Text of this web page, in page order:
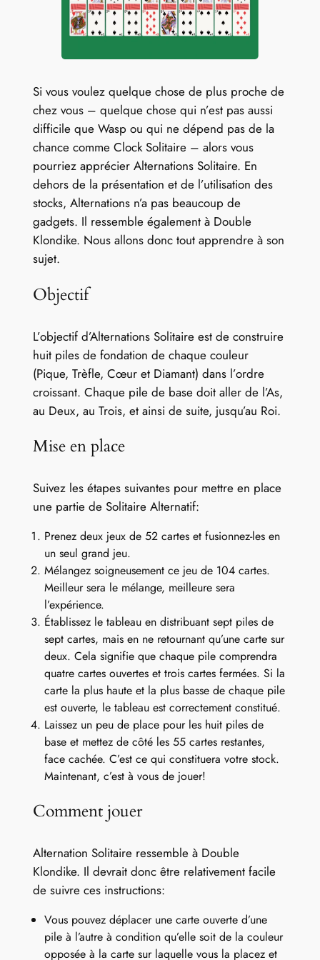
Si vous voulez quelque chose de plus proche de
chez vous – quelque chose qui n’est pas aussi
difficile que Wasp ou qui ne dépend pas de la
chance comme Clock Solitaire – alors vous
pourriez apprécier Alternations Solitaire. En
dehors de la présentation et de l’utilisation des
stocks, Alternations n’a pas beaucoup de
gadgets. Il ressemble également à Double
Klondike. Nous allons donc tout apprendre à son
sujet.
Objectif
L’objectif d’Alternations Solitaire est de construire
huit piles de fondation de chaque couleur
(Pique, Trèfle, Cœur et Diamant) dans l’ordre
croissant. Chaque pile de base doit aller de l’As,
au Deux, au Trois, et ainsi de suite, jusqu’au Roi.
Mise en place
Suivez les étapes suivantes pour mettre en place
une partie de Solitaire Alternatif:
Prenez deux jeux de 52 cartes et fusionnez-les en
un seul grand jeu.
Mélangez soigneusement ce jeu de 104 cartes.
Meilleur sera le mélange, meilleure sera
l’expérience.
Établissez le tableau en distribuant sept piles de
sept cartes, mais en ne retournant qu’une carte sur
deux. Cela signifie que chaque pile comprendra
quatre cartes ouvertes et trois cartes fermées. Si la
carte la plus haute et la plus basse de chaque pile
est ouverte, le tableau est correctement constitué.
Laissez un peu de place pour les huit piles de
base et mettez de côté les 55 cartes restantes,
face cachée. C’est ce qui constituera votre stock.
Maintenant, c’est à vous de jouer!
Comment jouer
Alternation Solitaire ressemble à Double
Klondike. Il devrait donc être relativement facile
de suivre ces instructions:
Vous pouvez déplacer une carte ouverte d’une
pile à l’autre à condition qu’elle soit de la couleur
opposée à la carte sur laquelle vous la placez et